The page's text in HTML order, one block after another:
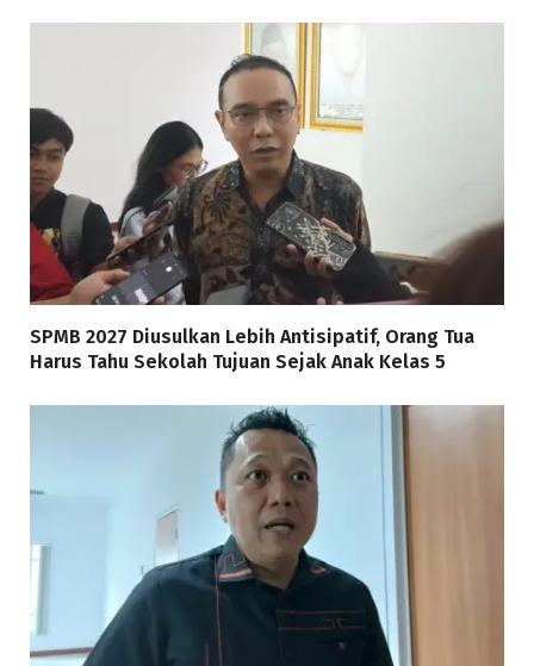
SPMB 2027 Diusulkan Lebih Antisipatif, Orang Tua
Harus Tahu Sekolah Tujuan Sejak Anak Kelas 5